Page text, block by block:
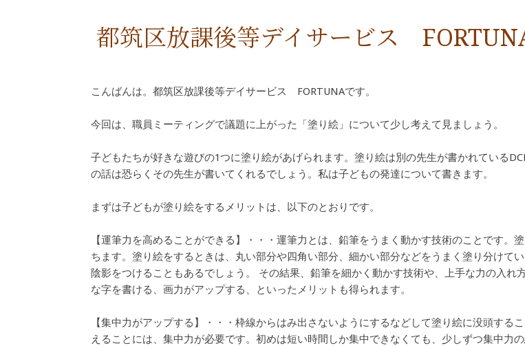
都筑区放課後等デイサービス
こんばんは。都筑区放課後等デイサービス FORTUNAです。
今回は、職員ミーティングで議題に上がった「塗り絵」について少し考えて見ましょう。
子どもたちが好きな遊びの1つに塗り絵があげられます。塗り絵は別の先生が書かれている
の話は恐らくその先生が書いてくれるでしょう。私は子どもの発達について書きます。
まずは子どもが塗り絵をするメリットは、以下のとおりです。
【運筆力を高めることができる】・・・運筆力とは、鉛筆をうまく動かす技術のことです
ちます。塗り絵をするときは、丸い部分や四角い部分、細かい部分などをうまく塗り分けて
陰影をつけることもあるでしょう。 その結果、鉛筆を細かく動かす技術や、上手な力の入
な字を書ける、画力がアップする、といったメリットも得られます。
【集中力がアップする】・・・枠線からはみ出さないようにするなどして塗り絵に没頭す
えることには、集中力が必要です。初めは短い時間しか集中できなくても、少しずつ集中力